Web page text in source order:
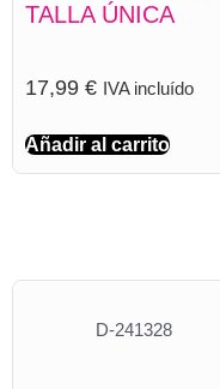
TALLA ÚNICA
17,99 € IVA incluído
Añadir al carrito
D-241328